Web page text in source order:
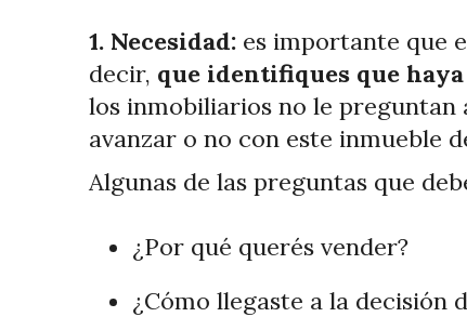
1. Necesidad: es importante que
decir, que identifiques que
los inmobiliarios no le
avanzar o no con este inmueble
Algunas de las preguntas que
¿Por qué querés vender?
¿Cómo llegaste a la decisión